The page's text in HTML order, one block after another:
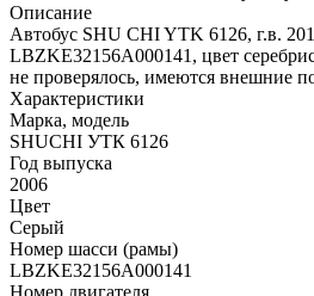
Описание
Автобус SHU CHI YTK 6126, г.в.
LBZKE32156A000141, цвет
не проверялось, имеются внешние
Характеристики
Марка, модель
SHUCHI УТК 6126
Год выпуска
2006
Цвет
Серый
Номер шасси (рамы)
LBZKE32156A000141
Номер двигателя